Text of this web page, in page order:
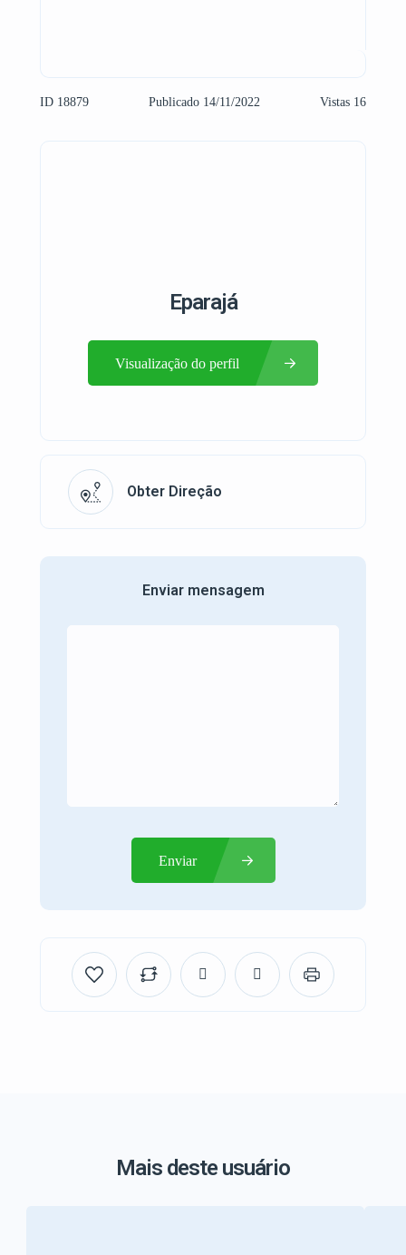
ID 18879 Publicado 14/11/2022 Vistas 16
Eparajá
Visualização do perfil
Obter Direção
Enviar mensagem
Enviar
Mais deste usuário